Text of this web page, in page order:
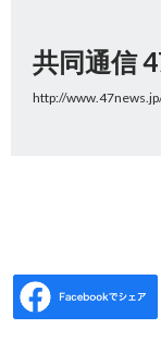
共同通信
http://